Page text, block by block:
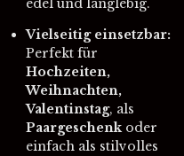
edel und langlebig.
Vielseitig einsetzbar:
Perfekt für
Hochzeiten,
Weihnachten,
Valentinstag, als
Paargeschenkoder
einfach als stilvolles